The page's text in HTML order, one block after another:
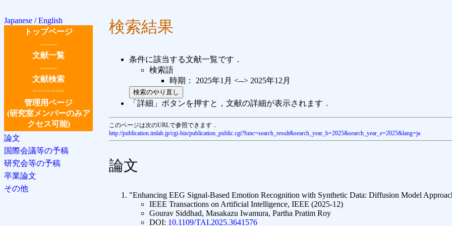
Japanese /English
トップページ
-------
文献一覧
-------
文献検索
=======
管理用ページ
(研究室メンバーのみア
クセス可能)
論文
国際会議等の予稿
研究会等の予稿
卒業論文
その他
検索結果
条件に該当する文献一覧です．
検索語
時期： 2025年1月 <--> 2025年12月
「詳細」ボタンを押すと，文献の詳細が表示されます．
このページは次のURLで参照できます．
http://publication.imlab.jp/cgi-bin/publication_public.cgi?func=search_result&search_year_b=2025&search_year_e=2025&lang=ja
論文
"Enhancing EEG Signal-Based Emotion Recognition with Synthetic Data: Diffusion Model
IEEE Transactions on Artificial Intelligence, IEEE (2025-12)
Gourav Siddhad, Masakazu Iwamura, Partha Pratim Roy
DOI: 10.1109/TAI.2025.3641576